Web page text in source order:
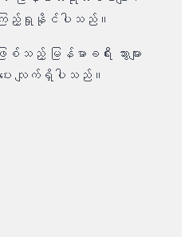
ြည့်ရှုနိုင်ပါသည်။
ည့် မြန်မာခရီး သွားများ
ေး လျက်ရှိပါသည်။